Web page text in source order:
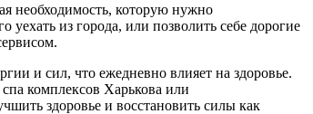
необходимость, которую нужно
из города, или позволить себе дорогие
и сил, что ежедневно влияет на здоровье.
комплексов Харькова или
здоровье и восстановить силы как